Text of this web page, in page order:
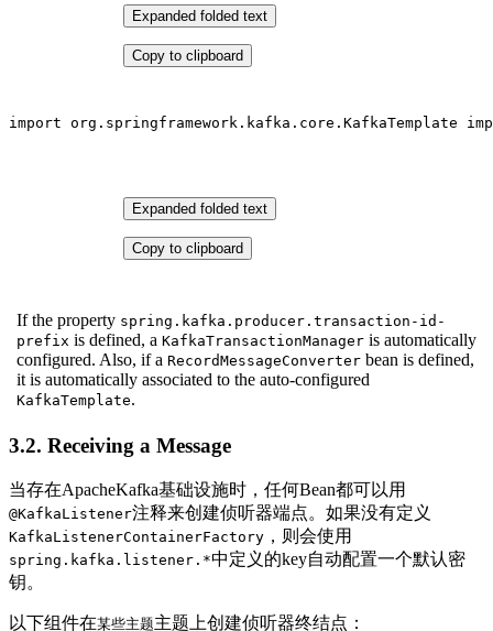
Expanded folded text
Copy to clipboard
import org.springframework.kafka.core.KafkaTemplate
Expanded folded text
Copy to clipboard
If the property spring.kafka.producer.transaction-id-
prefix is defined, a KafkaTransactionManager is automatically
configured. Also, if a RecordMessageConverter bean is defined,
it is automatically associated to the auto-configured
KafkaTemplate.
3.2. Receiving a Message
当存在ApacheKafka基础设施时，任何Bean都可以用
@KafkaListener注释来创建侦听器端点。如果没有定义
KafkaListenerContainerFactory ，则会使用
spring.kafka.listener.*中定义的key自动配置一个默认密
钥。
以下组件在某些主题主题上创建侦听器终结点：